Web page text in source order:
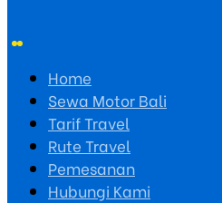
Home
Sewa Motor Bali
Tarif Travel
Rute Travel
Pemesanan
Hubungi Kami